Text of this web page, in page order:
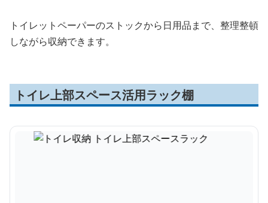
トイレットペーパーのストックから日用品まで、整理整頓
しながら収納できます。
トイレ上部スペース活用ラック棚